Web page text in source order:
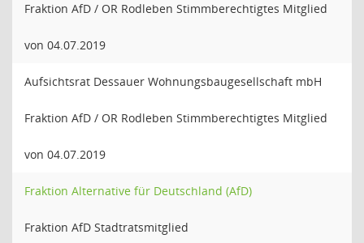
Fraktion AfD / OR Rodleben Stimmberechtigtes Mitglied
von 04.07.2019
Aufsichtsrat Dessauer Wohnungsbaugesellschaft mbH
Fraktion AfD / OR Rodleben Stimmberechtigtes Mitglied
von 04.07.2019
Fraktion Alternative für Deutschland (AfD)
Fraktion AfD Stadtratsmitglied